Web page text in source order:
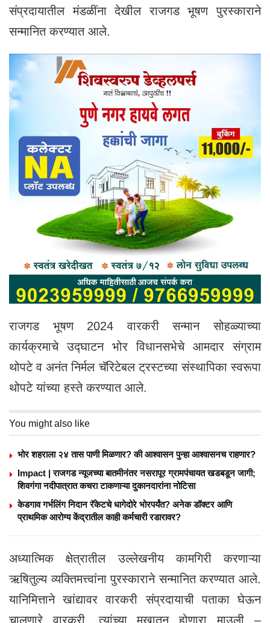
संप्रदायातील मंडळींना देखील राजगड भूषण पुरस्काराने
सन्मानित करण्यात आले.
राजगड भूषण 2024 वारकरी सन्मान सोहळ्याच्या
कार्यक्रमाचे उद्घाटन भोर विधानसभेचे आमदार संग्राम
थोपटे व अनंत निर्मल चॅरिटेबल ट्रस्टच्या संस्थापिका स्वरूपा
थोपटे यांच्या हस्ते करण्यात आले.
You might also like
भोर शहराला २४ तास पाणी मिळणार? की आश्वासन पुन्हा आश्वासनच राहणार?
Impact | राजगड न्यूजच्या बातमीनंतर नसरापूर ग्रामपंचायत खडबडून जागी;
शिवगंगा नदीपात्रात कचरा टाकणाऱ्या दुकानदारांना नोटिसा
केडगाव गर्भलिंग निदान रॅकेटचे धागेदोरे भोरपर्यंत? अनेक डॉक्टर आणि
प्राथमिक आरोग्य केंद्रातील काही कर्मचारी रडारावर?
अध्यात्मिक क्षेत्रातील उल्लेखनीय कामगिरी करणाऱ्या
ऋषितुल्य व्यक्तिमत्त्वांना पुरस्काराने सन्मानित करण्यात आले.
यानिमित्ताने खांद्यावर वारकरी संप्रदायाची पताका घेऊन
चालणारे वारकरी, त्यांच्या मुखातून होणारा माउली –